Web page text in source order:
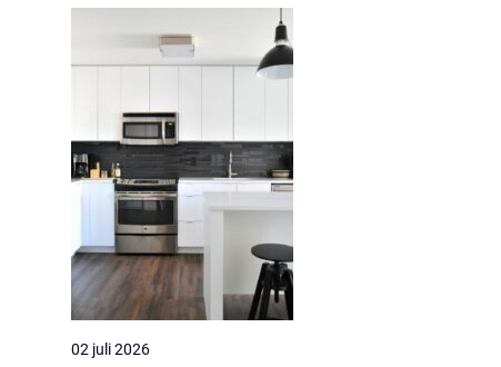
02 juli 2026